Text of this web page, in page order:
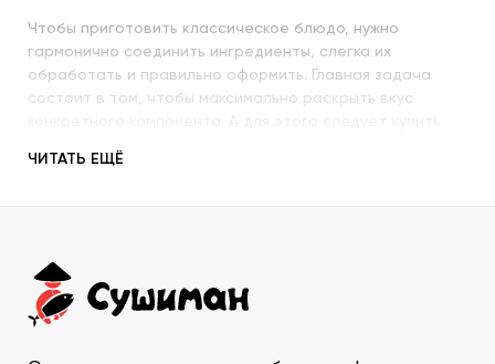
Чтобы приготовить классическое блюдо, нужно
гармонично соединить ингредиенты, слегка их
обработать и правильно оформить. Главная задача
состоит в том, чтобы максимально раскрыть вкус
их со знанием всех секретов.
происхождение и свежесть каждого продукта, условия
транспортировки и хранения, дальнейшего
использования. Поэтому купить продукты для суши в
ЧИТАТЬ ЕЩЁ